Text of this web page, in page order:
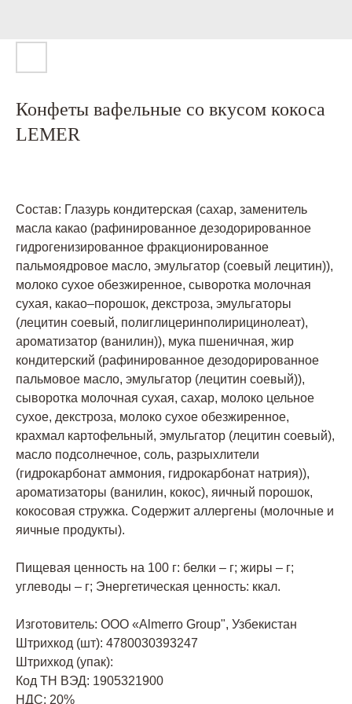
Конфеты вафельные со вкусом кокоса
LEMER
Состав: Глазурь кондитерская (сахар, заменитель
масла какао (рафинированное дезодорированное
гидрогенизированное фракционированное
пальмоядровое масло, эмульгатор (соевый лецитин)),
молоко сухое обезжиренное, сыворотка молочная
сухая, какао–порошок, декстроза, эмульгаторы
(лецитин соевый, полиглицеринполирицинолеат),
ароматизатор (ванилин)), мука пшеничная, жир
кондитерский (рафинированное дезодорированное
пальмовое масло, эмульгатор (лецитин соевый)),
сыворотка молочная сухая, сахар, молоко цельное
сухое, декстроза, молоко сухое обезжиренное,
крахмал картофельный, эмульгатор (лецитин соевый),
масло подсолнечное, соль, разрыхлители
(гидрокарбонат аммония, гидрокарбонат натрия)),
ароматизаторы (ванилин, кокос), яичный порошок,
кокосовая стружка. Содержит аллергены (молочные и
яичные продукты).
Пищевая ценность на 100 г: белки – г; жиры – г;
углеводы – г; Энергетическая ценность: ккал.
Изготовитель: ООО «Almerro Group", Узбекистан
Штрихкод (шт): 4780030393247
Штрихкод (упак):
Код ТН ВЭД: 1905321900
НДС: 20%